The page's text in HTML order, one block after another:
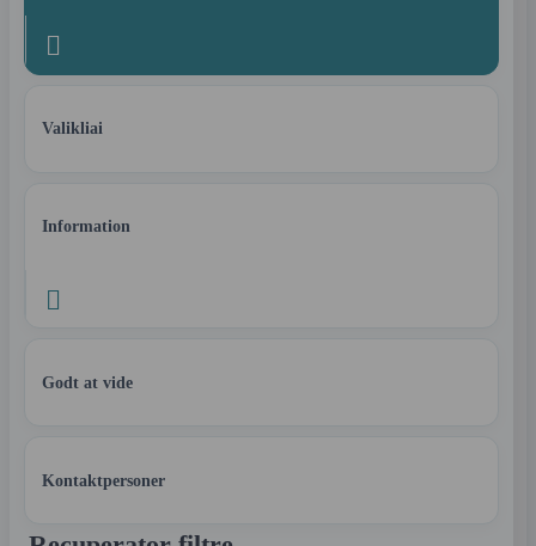

Valikliai
Information

Godt at vide
Kontaktpersoner